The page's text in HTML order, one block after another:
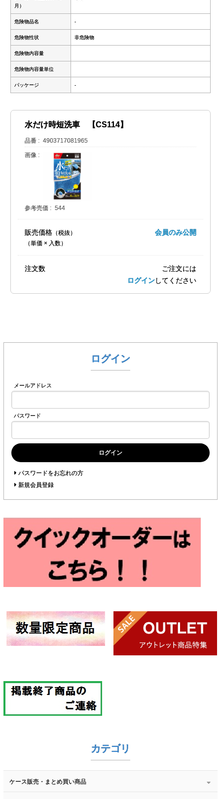
月）
危険物品名 -
危険物性状 非危険物
危険物内容量
危険物内容量単位
パッケージ -
水だけ時短洗車 【CS114】
品番 4903717081965
画像
参考売価 544
販売価格
（単価 × 入数）
会員のみ公開
注文数
ご注文には
ログインしてください
ログイン
メールアドレス
パスワード
ログイン
パスワードをお忘れの方
新規会員登録
カテゴリ
ケース販売・まとめ買い商品